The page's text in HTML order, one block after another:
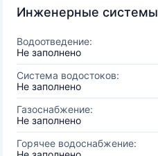
Инженерные системы
Водоотведение:
Не заполнено
Система водостоков:
Не заполнено
Газоснабжение:
Не заполнено
Горячее водоснабжение: